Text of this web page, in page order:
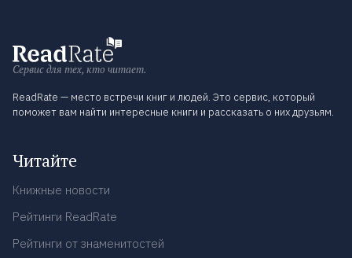
Сервис для тех, кто читает.
ReadRate — место встречи книг и людей. Это сервис, который
поможет вам найти интересные книги и рассказать о них друзьям.
Читайте
Книжные новости
Рейтинги ReadRate
Рейтинги от знаменитостей